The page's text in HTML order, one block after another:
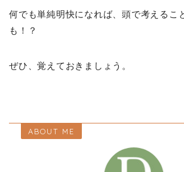
何でも単純明快になれば、頭で考えるこ
も！？
ぜひ、覚えておきましょう。
ABOUT ME